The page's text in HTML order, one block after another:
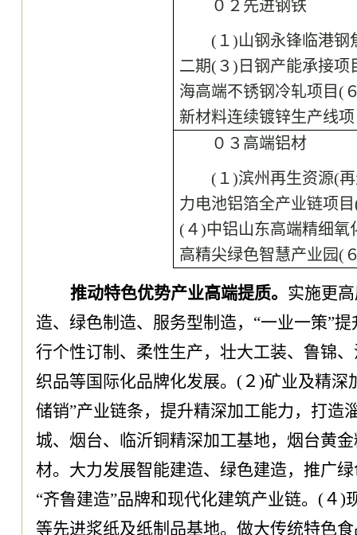
０２先进钢铁
(１)山钢永锋临港钢
二期(３)日钢产能承接
海高端不锈钢冷轧项目(
新材料连续镀锌生产线
０３高端铝材
(１)滨州再生资源(
力电池铝箔全产业链项
(４)中铝山东高端精细
高精尖绿色智慧产业园(
推动特色优势产业高端提质。 实施更
造、绿色制造、服务型制造， “一业一策”
行个性订制、柔性生产， 壮大工装、鲁锦
织品等国际化品牌化发展。 (２)矿业及精深
储销”产业链条， 提升精深加工能力 ， 打造
城、烟台、临沂铜精深加工基地， 烟台黄
材。 大力发展智能建造、绿色建造， 推广
“齐鲁建造”品牌和现代化建筑产业链。 (４)
等先进浆纸及纸制品基地。 做大传统特色